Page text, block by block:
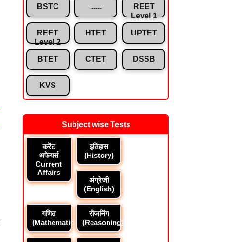
BSTC ......
REET
Level 1
REET
Level 2
HTET UPTET
BTET CTET DSSB
KVS
Subject wise Tests
करेंट
अफेयर्स
Current
Affairs
इतिहास
(History)
अंग्रेजी
(English)
गणित
(Mathematics)
रीजनिंग
(Reasoning)